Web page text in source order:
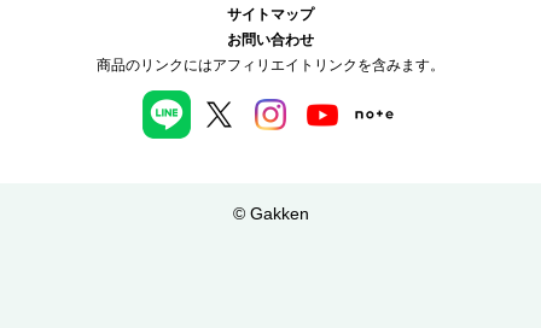
サイトマップ
お問い合わせ
商品のリンクにはアフィリエイトリンクを含みます。
© Gakken